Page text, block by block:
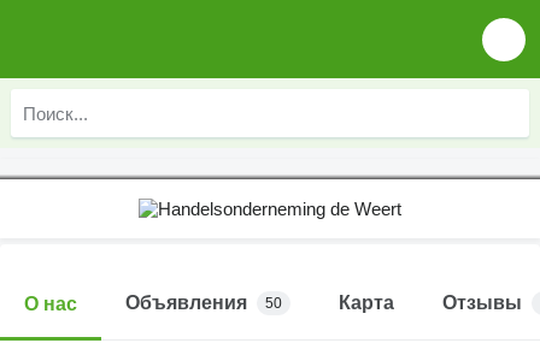
О нас Объявления 50 Карта Отзывы